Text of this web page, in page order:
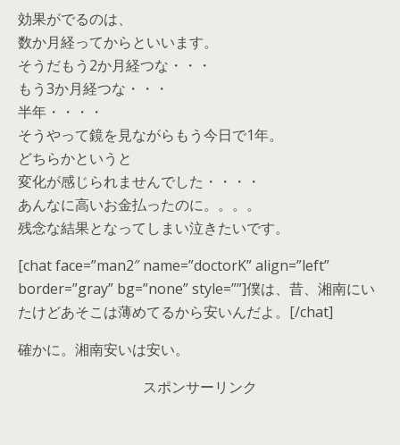
効果がでるのは、
数か月経ってからといいます。
そうだもう2か月経つな・・・
もう3か月経つな・・・
半年・・・・
そうやって鏡を見ながらもう今日で1年。
どちらかというと
変化が感じられませんでした・・・・
あんなに高いお金払ったのに。。。。
残念な結果となってしまい泣きたいです。
[chat face=”man2″ name=”doctorK” align=”left”
border=”gray” bg=”none” style=””]僕は、昔、湘南にい
たけどあそこは薄めてるから安いんだよ。[/chat]
確かに。湘南安いは安い。
スポンサーリンク